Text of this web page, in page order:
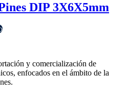
DIP 3X6X5mm
y comercialización de
enfocados en el ámbito de la